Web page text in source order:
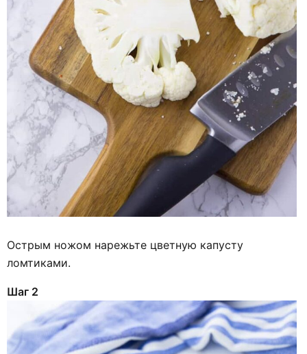
Острым ножом нарежьте цветную капусту
ломтиками.
Шаг 2